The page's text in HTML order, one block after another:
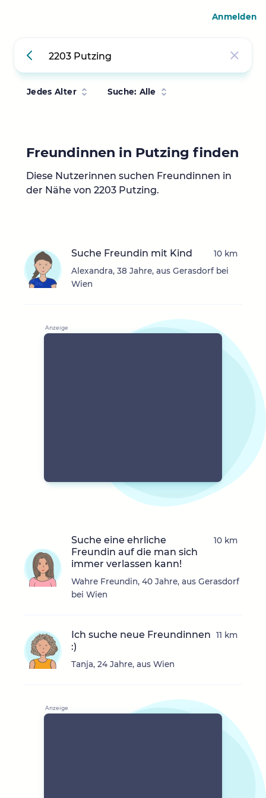
Jedes Alter Suche: Alle
Freundinnen in Putzing finden
Diese Nutzerinnen suchen Freundinnen in
der Nähe von 2203 Putzing.
Suche Freundin mit Kind
Alexandra, 38 Jahre, aus Gerasdorf bei
Wien
10 km
Suche eine ehrliche
Freundin auf die man sich
immer verlassen kann!
Wahre Freundin, 40 Jahre, aus Gerasdorf
bei Wien
10 km
Ich suche neue Freundinnen
:)
Tanja, 24 Jahre, aus Wien
11 km
Anmelden